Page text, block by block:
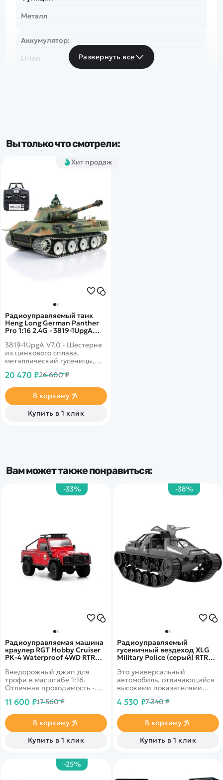
Металл
Аккумулятор:
Li-ion
Panther
Развернуть все
Вы только что смотрели:
Хит продаж
Радиоуправляемый танк
Heng Long German Panther
Pro 1:16 2.4G - 3819-1UpgA
3819-1UpgA V7.0 - Шестерня
из цинкового сплава,
металлический гусеницы,
колесо. Имеет
стреляющие пушки и
поворотную башню
20 470 ₽26 600 ₽
В корзину
Купить в 1 клик
Вам может также понравиться:
-38%
Радиоуправляемый
гусеничный вездеход XLG
Military Police (серый) RTR
GREY
Это универсальный
автомобиль, отличающийся
высокими показателями
проложенной на
4 530 ₽7 340 ₽
В корзину
Купить в 1 клик
-33%
Радиоуправляемая машина
краулер RGT Hobby Cruiser
РК-4 Waterproof 4WD RTR
136161DF|R62112
Внедорожный джип для
трофи в масштабе 1:16.
Отличная проходимость -
сверхмягкие шины с
покрытием, светодиодные
фары, влагозащита. Яркий
стильный корпус красного
11 600 ₽17 560 ₽
В корзину
Купить в 1 клик
-25%